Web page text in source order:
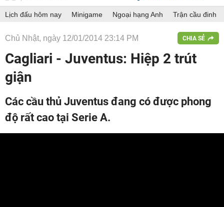
Lịch đấu hôm nay Minigame Ngoại hạng Anh Trận cầu đinh
Chủ Nhật, ngày 12/01/2014 23:14 PM CHIA SẺ
Cagliari - Juventus: Hiệp 2 trút
giận
Các cầu thủ Juventus đang có được phong
độ rất cao tại Serie A.